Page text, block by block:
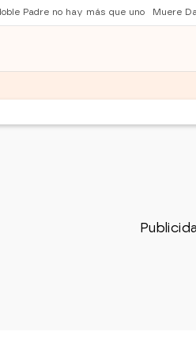
Padre no hay más que uno Muere